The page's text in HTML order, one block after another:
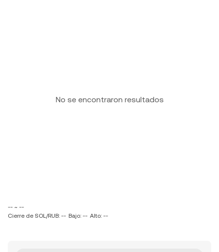
No se encontraron resultados
-- ~ --
Cierre de SOL/RUB: -- Bajo: -- Alto: --